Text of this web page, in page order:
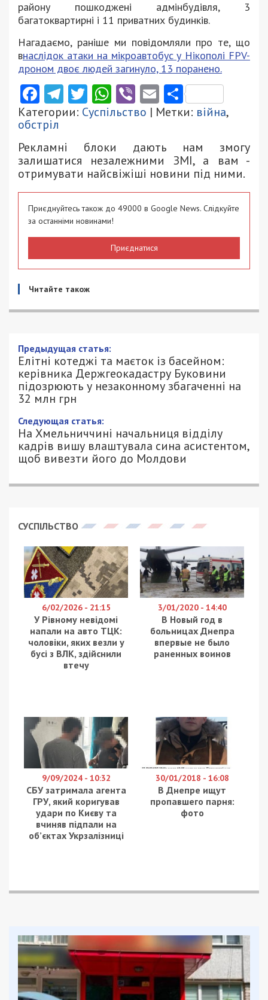
району пошкоджені адмінбудівля, 3
багатоквартирні і 11 приватних будинків.
Нагадаємо, раніше ми повідомляли про те, що
внаслідок атаки на мікроавтобус у Нікополі FPV-
дроном двоє людей загинуло, 13 поранено.
Facebook
Telegram
Twitter
WhatsApp
ViberEmail
Категории: Суспільство | Метки: війна,
обстріл
Рекламні блоки дають нам змогу
залишатися незалежними ЗМІ, а вам -
отримувати найсвіжіші новини під ними.
Приєднуйтесь також до 49000 в Google News. Слідкуйте
за останніми новинами!
Приєднатися
Читайте також
Предыдущая статья:
Елітні котеджі та маєток із басейном:
керівника Держгеокадастру Буковини
підозрюють у незаконному збагаченні на
32 млн грн
Следующая статья:
На Хмельниччині начальниця відділу
кадрів вишу влаштувала сина асистентом,
щоб вивезти його до Молдови
СУСПІЛЬСТВО
6/02/2026 - 21:15
У Рівному невідомі
напали на авто ТЦК:
чоловіки, яких везли у
бусі з ВЛК, здійснили
втечу
3/01/2020 - 14:40
В Новый год в
больницах Днепра
впервые не было
раненных воинов
9/09/2024 - 10:32
СБУ затримала агента
ГРУ, який коригував
удари по Києву та
вчиняв підпали на
об’єктах Укрзалізниці
30/01/2018 - 16:08
В Днепре ищут
пропавшего парня:
фото